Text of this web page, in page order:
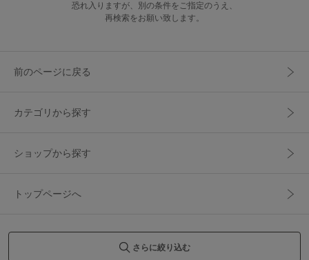
恐れ入りますが、別の条件をご指定のうえ、
再検索をお願い致します。
前のページに戻る
カテゴリから探す
ショップから探す
トップページへ
さらに絞り込む